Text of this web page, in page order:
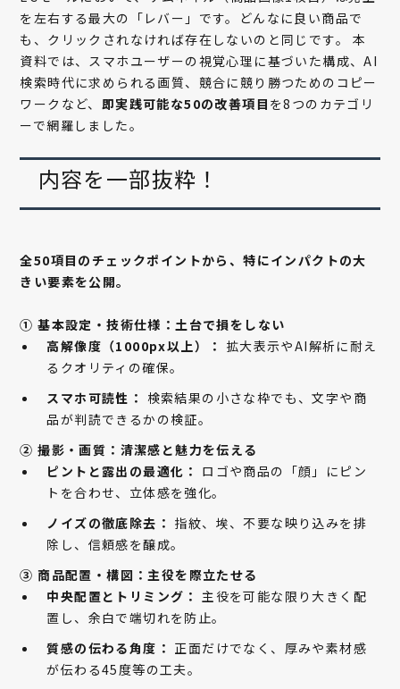
を左右する最大の「レバー」です。どんなに良い商品で
も、クリックされなければ存在しないのと同じです。 本
資料では、スマホユーザーの視覚心理に基づいた構成、AI
検索時代に求められる画質、競合に競り勝つためのコピー
ワークなど、 即実践可能な50の改善項目 を8つのカテゴリ
ーで網羅しました。
内容を一部抜粋！
全50項目のチェックポイントから、特にインパクトの大
きい要素を公開。
① 基本設定・技術仕様：土台で損をしない
高解像度（1000px以上）： 拡大表示やAI解析に耐え
るクオリティの確保。
スマホ可読性： 検索結果の小さな枠でも、文字や商
品が判読できるかの検証。
② 撮影・画質：清潔感と魅力を伝える
ピントと露出の最適化： ロゴや商品の「顔」にピン
トを合わせ、立体感を強化。
ノイズの徹底除去： 指紋、埃、不要な映り込みを排
除し、信頼感を醸成。
③ 商品配置・構図：主役を際立たせる
中央配置とトリミング： 主役を可能な限り大きく配
置し、余白で端切れを防止。
質感の伝わる角度： 正面だけでなく、厚みや素材感
が伝わる45度等の工夫。